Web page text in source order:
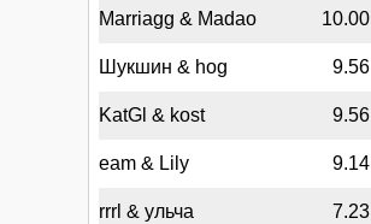
Marriagg & Madao 10.00
Шукшин & hog 9.56
KatGl & kost 9.56
eam & Lily 9.14
rrrl & ульча 7.23